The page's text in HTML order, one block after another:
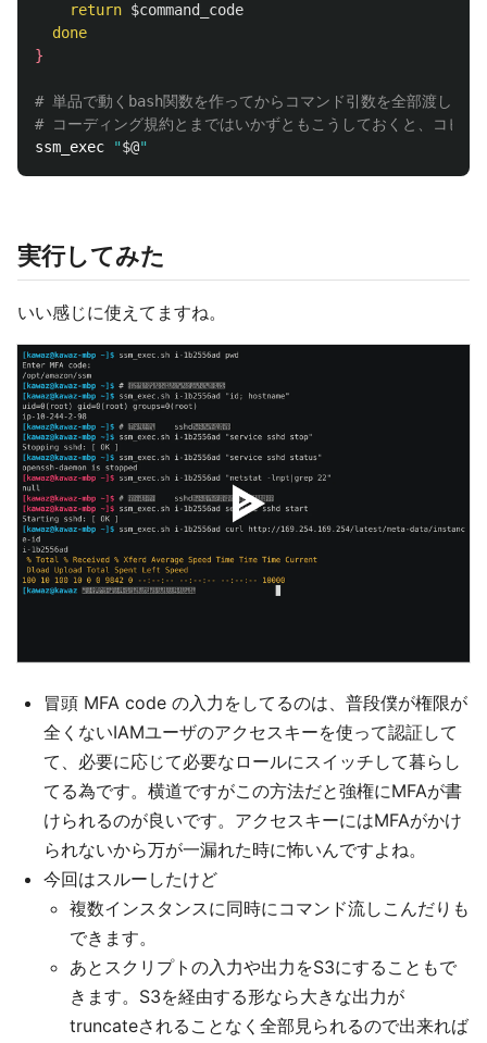
return $command_code
done
}
# 単品で動くbash関数を作ってからコマンド引数を全部渡してる
# コーディング規約とまではいかずともこうしておくと、コピペ
ssm_exec
"$@"
実行してみた
いい感じに使えてますね。
冒頭 MFA code の入力をしてるのは、普段僕が権限が
全くないIAMユーザのアクセスキーを使って認証して
て、必要に応じて必要なロールにスイッチして暮らし
てる為です。横道ですがこの方法だと強権にMFAが書
けられるのが良いです。アクセスキーにはMFAがかけ
られないから万が一漏れた時に怖いんですよね。
今回はスルーしたけど
複数インスタンスに同時にコマンド流しこんだりも
できます。
あとスクリプトの入力や出力をS3にすることもで
きます。S3を経由する形なら大きな出力が
truncateされることなく全部見られるので出来れば